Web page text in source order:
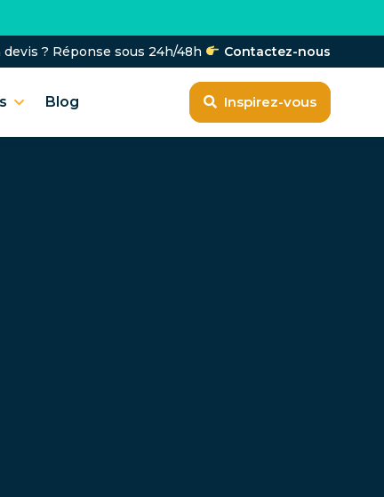
? Réponse sous 24h/48h Contactez-nous
Blog Inspirez-vous